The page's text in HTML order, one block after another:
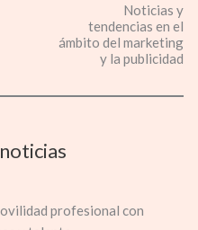
Noticias y
tendencias en el
ámbito del marketing
y la publicidad
profesional con